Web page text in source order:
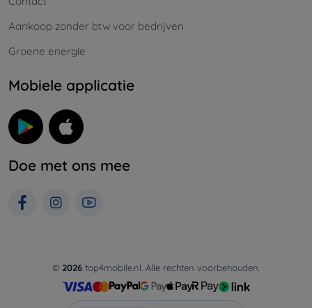
Aankoop zonder btw voor bedrijven
Groene energie
Mobiele applicatie
Doe met ons mee
© 2026 top4mobile.nl. Alle rechten voorbehouden.